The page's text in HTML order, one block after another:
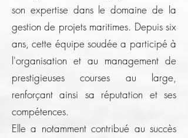
son expertise dans le domaine de la
gestion de projets maritimes. Depuis six
ans, cette équipe soudée a participé à
l'organisation et au management de
prestigieuses courses au large,
renforçant ainsi sa réputation et ses
compétences.
Elle a notamment contribué au succès